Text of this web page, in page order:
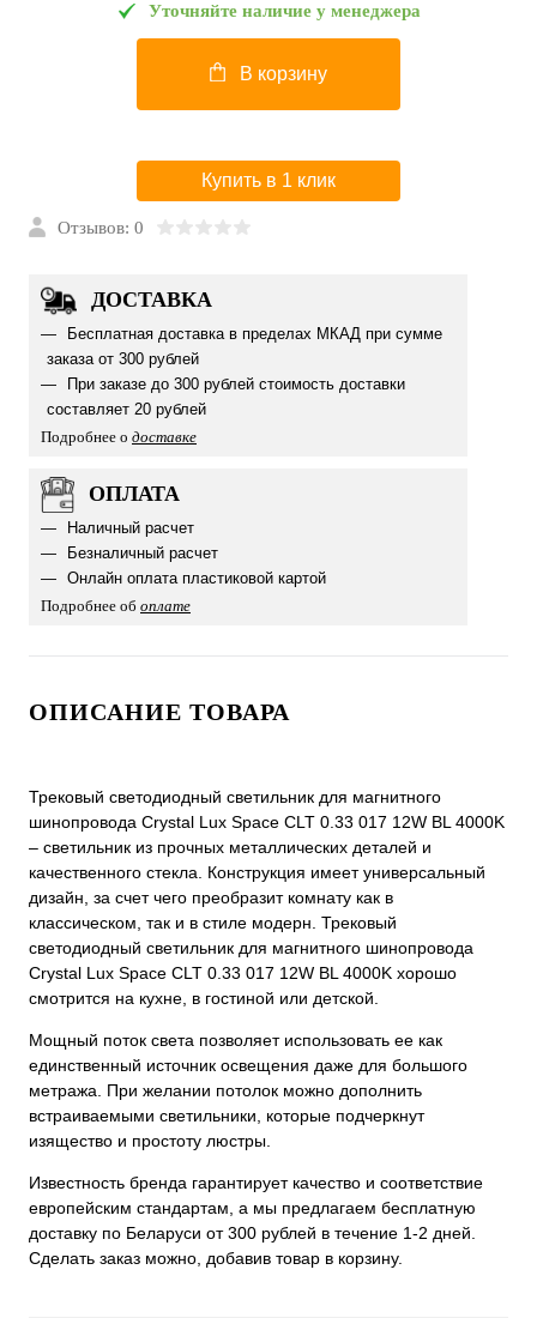
Уточняйте наличие у менеджера
В корзину
Купить в 1 клик
Отзывов: 0
ДОСТАВКА
Бесплатная доставка в пределах МКАД при сумме
заказа от 300 рублей
При заказе до 300 рублей стоимость доставки
составляет 20 рублей
Подробнее о доставке
ОПЛАТА
Наличный расчет
Безналичный расчет
Онлайн оплата пластиковой картой
Подробнее об оплате
ОПИСАНИЕ ТОВАРА
Трековый светодиодный светильник для магнитного
шинопровода Crystal Lux Space CLT 0.33 017 12W BL 4000K
– светильник из прочных металлических деталей и
качественного стекла. Конструкция имеет универсальный
дизайн, за счет чего преобразит комнату как в
классическом, так и в стиле модерн. Трековый
светодиодный светильник для магнитного шинопровода
Crystal Lux Space CLT 0.33 017 12W BL 4000K хорошо
смотрится на кухне, в гостиной или детской.
Мощный поток света позволяет использовать ее как
единственный источник освещения даже для большого
метража. При желании потолок можно дополнить
встраиваемыми светильники, которые подчеркнут
изящество и простоту люстры.
Известность бренда гарантирует качество и соответствие
европейским стандартам, а мы предлагаем бесплатную
доставку по Беларуси от 300 рублей в течение 1-2 дней.
Сделать заказ можно, добавив товар в корзину.